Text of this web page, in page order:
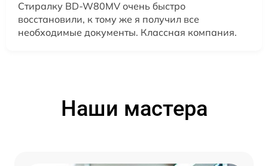
Стиралку BD-W80MV очень быстро
восстановили, к тому же я получил все
необходимые документы. Классная компания.
Наши мастера